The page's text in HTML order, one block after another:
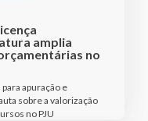
amplia
no
apuração e
sobre a valorização
no PJU